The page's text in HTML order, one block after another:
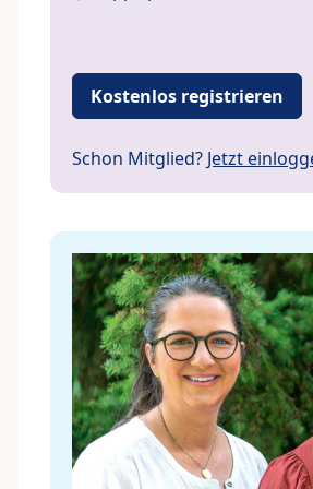
Kostenlos registrieren
Schon Mitglied? Jetzt